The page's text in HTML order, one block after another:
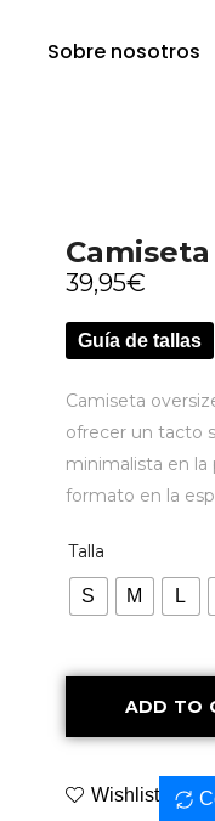
Sobre nosotros
39,95€
Guía de tallas
Camiseta
ofrecer un tacto
minimalista en
formato en la
Talla
S M L
ADD TO
Wishlist